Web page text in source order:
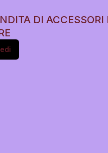
DI ACCESSORI